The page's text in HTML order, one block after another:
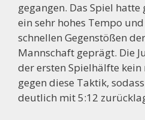
gegangen. Das Spiel hatte
ein sehr hohes Tempo
schnellen Gegenstößen
Mannschaft geprägt. Die
der ersten Spielhälfte
gegen diese Taktik,
deutlich mit 5:12